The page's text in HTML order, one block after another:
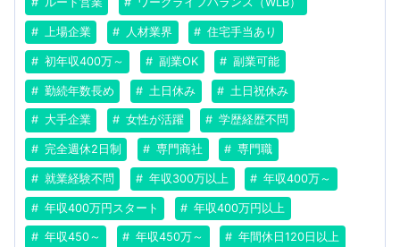
上場企業 人材業界 住宅手当あり
初年収400万～ 副業OK 副業可能
勤続年数長め 土日休み 土日祝休み
大手企業 女性が活躍 学歴経歴不問
完全週休2日制 専門商社 専門職
就業経験不問 年収300万以上 年収400万～
年収400万円スタート 年収400万円以上
年収450～ 年収450万～ 年間休日120日以上